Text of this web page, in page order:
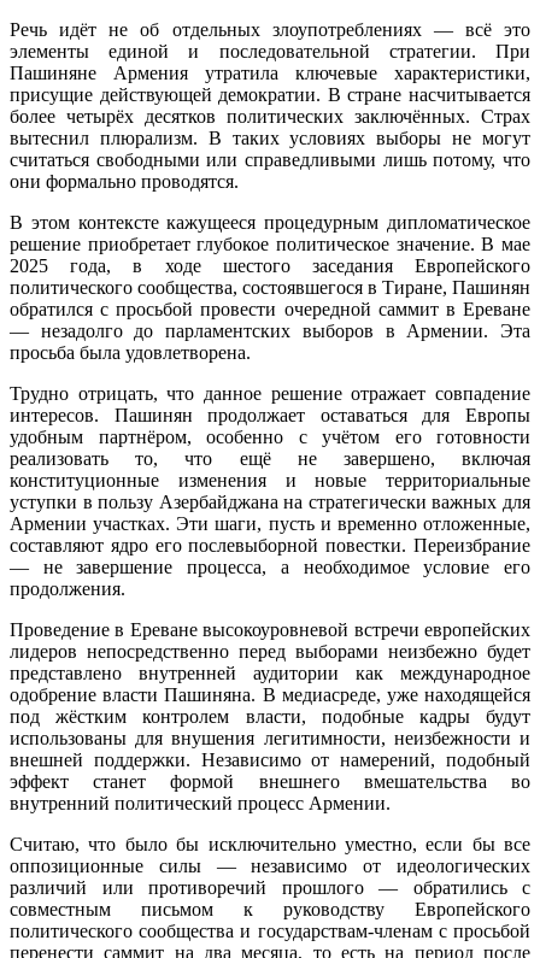
Речь идёт не об отдельных злоупотреблениях — всё это
элементы единой и последовательной стратегии. При
Пашиняне Армения утратила ключевые характеристики,
присущие действующей демократии. В стране насчитывается
более четырёх десятков политических заключённых. Страх
вытеснил плюрализм. В таких условиях выборы не могут
считаться свободными или справедливыми лишь потому, что
они формально проводятся.
В этом контексте кажущееся процедурным дипломатическое
решение приобретает глубокое политическое значение. В мае
2025 года, в ходе шестого заседания Европейского
политического сообщества, состоявшегося в Тиране, Пашинян
обратился с просьбой провести очередной саммит в Ереване
— незадолго до парламентских выборов в Армении. Эта
просьба была удовлетворена.
Трудно отрицать, что данное решение отражает совпадение
интересов. Пашинян продолжает оставаться для Европы
удобным партнёром, особенно с учётом его готовности
реализовать то, что ещё не завершено, включая
конституционные изменения и новые территориальные
уступки в пользу Азербайджана на стратегически важных для
Армении участках. Эти шаги, пусть и временно отложенные,
составляют ядро его послевыборной повестки. Переизбрание
— не завершение процесса, а необходимое условие его
продолжения.
Проведение в Ереване высокоуровневой встречи европейских
лидеров непосредственно перед выборами неизбежно будет
представлено внутренней аудитории как международное
одобрение власти Пашиняна. В медиасреде, уже находящейся
под жёстким контролем власти, подобные кадры будут
использованы для внушения легитимности, неизбежности и
внешней поддержки. Независимо от намерений, подобный
эффект станет формой внешнего вмешательства во
внутренний политический процесс Армении.
Считаю, что было бы исключительно уместно, если бы все
оппозиционные силы — независимо от идеологических
различий или противоречий прошлого — обратились с
совместным письмом к руководству Европейского
политического сообщества и государствам-членам с просьбой
перенести саммит на два месяца, то есть на период после